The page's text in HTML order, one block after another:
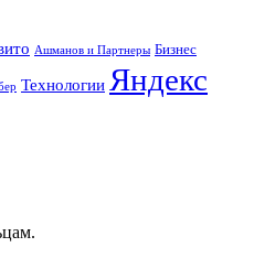
Ашманов и Партнеры Бизнес
Технологии Яндекс